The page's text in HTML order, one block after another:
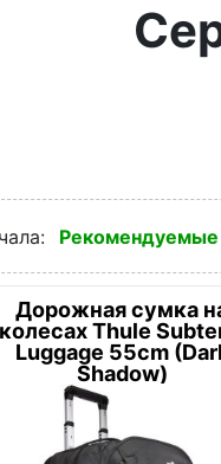
: Рекомендуемые
Дорожная сумка
колесах Thule
Luggage 55cm
Shadow)